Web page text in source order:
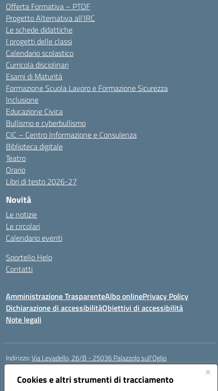
Cookies e altri strumenti di tracciamento
Offerta Formativa – PTOF
Progetto Alternativa all’IRC
Le schede didattiche
I progetti delle classi
Calendario scolastico
Curricola disciplinari
Esami di Maturità
Formazione Scuola Lavoro e Formazione Sicurezza
Inclusione
Educazione Civica
Bullismo e cyberbullismo
CIC – Centro Informazione e Consulenza
Biblioteca digitale
Teatro
Orario
Libri di testo 2026-27
Novità
Le notizie
Le circolari
Calendario eventi
Sportello Help
Contatti
Amministrazione TrasparenteAlbo onlinePrivacy Policy
Dichiarazione di accessibilitàObiettivi di accessibilità
Note legali
Indirizzo:Via Levadello, 26/B - 25036 Palazzolo sull'Oglio
Centralino:
Posta elettronica certificata (PEC):bsis01800p@pec.istruzione.it